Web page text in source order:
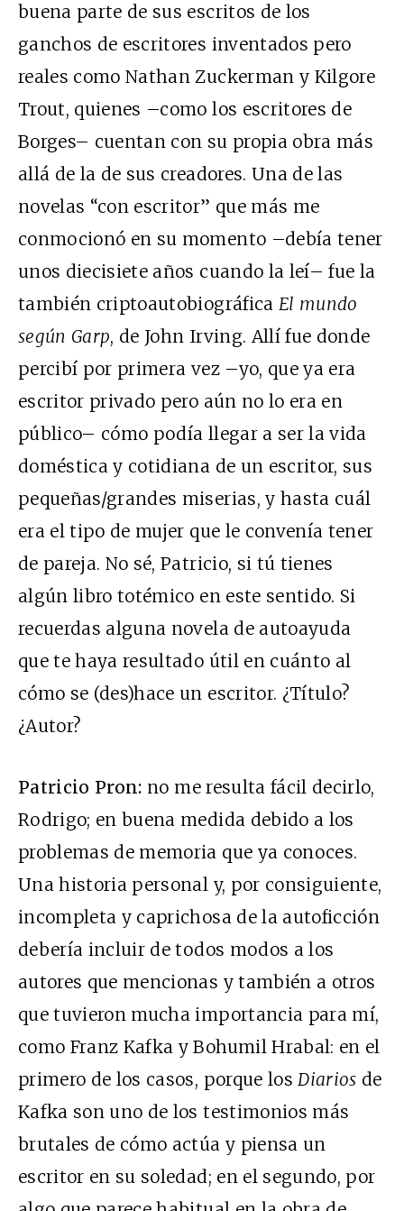
buena parte de sus escritos de los
ganchos de escritores inventados pero
reales como Nathan Zuckerman y Kilgore
Trout, quienes –como los escritores de
Borges– cuentan con su propia obra más
allá de la de sus creadores. Una de las
novelas “con escritor” que más me
conmocionó en su momento –debía tener
unos diecisiete años cuando la leí– fue la
también criptoautobiográfica El mundo
según Garp, de John Irving. Allí fue donde
percibí por primera vez –yo, que ya era
escritor privado pero aún no lo era en
público– cómo podía llegar a ser la vida
doméstica y cotidiana de un escritor, sus
pequeñas/grandes miserias, y hasta cuál
era el tipo de mujer que le convenía tener
de pareja. No sé, Patricio, si tú tienes
algún libro totémico en este sentido. Si
recuerdas alguna novela de autoayuda
que te haya resultado útil en cuánto al
cómo se (des)hace un escritor. ¿Título?
¿Autor?
Patricio Pron: no me resulta fácil decirlo,
Rodrigo; en buena medida debido a los
problemas de memoria que ya conoces.
Una historia personal y, por consiguiente,
incompleta y caprichosa de la autoficción
debería incluir de todos modos a los
autores que mencionas y también a otros
que tuvieron mucha importancia para mí,
como Franz Kafka y Bohumil Hrabal: en el
primero de los casos, porque losDiarios de
Kafka son uno de los testimonios más
brutales de cómo actúa y piensa un
escritor en su soledad; en el segundo, por